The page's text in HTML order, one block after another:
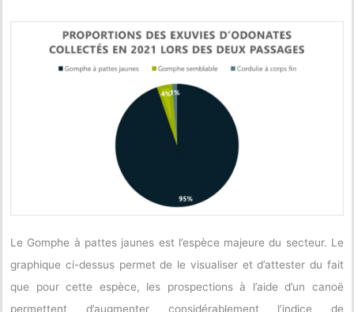
Le Gomphe à pattes jaunes est l’espèce majeure du secteur. Le
graphique ci-dessus permet de le visualiser et d’attester du fait
que pour cette espèce, les prospections à l’aide d’un canoë
permettent d’augmenter considérablement l’indice de